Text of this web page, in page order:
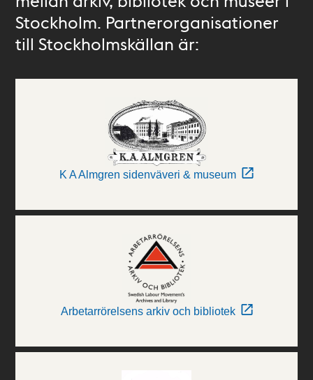
Stockholm. Partnerorganisationer
till Stockholmskällan är:
K A Almgren sidenväveri & museum
Arbetarrörelsens arkiv och bibliotek